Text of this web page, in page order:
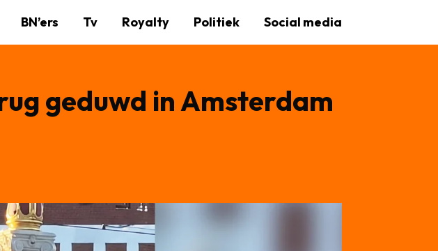
BN’ers Tv Royalty Politiek Social media
geduwd in Amsterdam